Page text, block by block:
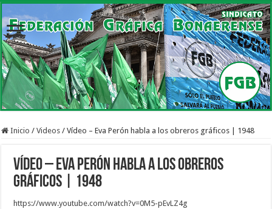
Inicio / Videos / Vídeo – Eva Perón habla a los obreros gráficos | 1948
Vídeo – Eva Perón habla a los obreros
gráficos | 1948
https://www.youtube.com/watch?v=0M5-pEvLZ4g